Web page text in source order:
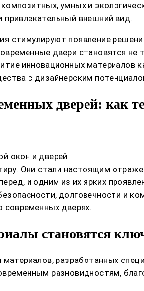
умных и
внешний вид.
стимулируют появление
двери становятся
инновационных
с дизайнерским
дверей: как
окон и дверей
Они стали настоящим
и одним из их ярких
долговечности и
современных дверях.
становятся
разработанных
разновидностям,